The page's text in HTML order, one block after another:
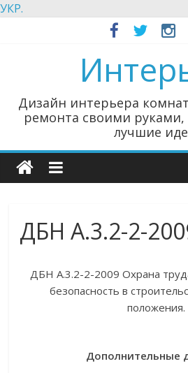
УКР.
Дизайн интерьера
ремонта своими
лучшие
ДБН А.3.2-2-
ДБН А.3.2-2-2009 Охрана
безопасность в
положения.
Дополнительные